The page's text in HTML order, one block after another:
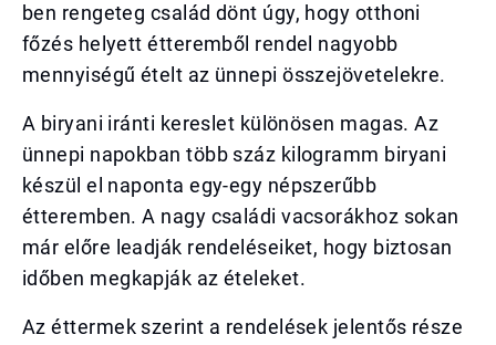
ben rengeteg család dönt úgy, hogy otthoni
főzés helyett étteremből rendel nagyobb
mennyiségű ételt az ünnepi összejövetelekre.
A biryani iránti kereslet különösen magas. Az
ünnepi napokban több száz kilogramm biryani
készül el naponta egy-egy népszerűbb
étteremben. A nagy családi vacsorákhoz sokan
már előre leadják rendeléseiket, hogy biztosan
időben megkapják az ételeket.
Az éttermek szerint a rendelések jelentős része